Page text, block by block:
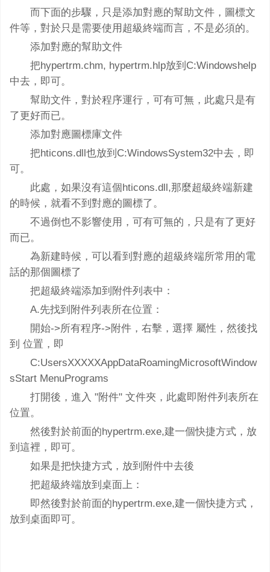
而下面的步驟，只是添加對應的幫助文件，圖標文
件等，對於只是需要使用超級終端而言，不是必須的。
添加對應的幫助文件
把hypertrm.chm, hypertrm.hlp放到C:Windowshelp
中去，即可。
幫助文件，對於程序運行，可有可無，此處只是有
了更好而已。
添加對應圖標庫文件
把hticons.dll也放到C:WindowsSystem32中去，即
可。
此處，如果沒有這個hticons.dll,那麼超級終端新建
的時候，就看不到對應的圖標了。
不過倒也不影響使用，可有可無的，只是有了更好
而已。
為新建時候，可以看到對應的超級終端所常用的電
話的那個圖標了
把超級終端添加到附件列表中：
A.先找到附件列表所在位置：
開始->所有程序->附件，右擊，選擇 屬性，然後找
到 位置，即
C:UsersXXXXXAppDataRoamingMicrosoftWindow
sStart MenuPrograms
打開後，進入 "附件" 文件夾，此處即附件列表所在
位置。
然後對於前面的hypertrm.exe,建一個快捷方式，放
到這裡，即可。
如果是把快捷方式，放到附件中去後
把超級終端放到桌面上：
即然後對於前面的hypertrm.exe,建一個快捷方式，
放到桌面即可。